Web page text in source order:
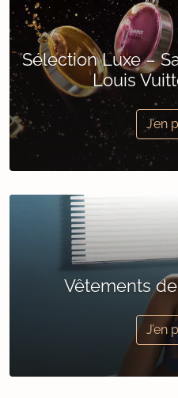
Sélection Luxe –
Louis
J’en
Vêtements
J’en